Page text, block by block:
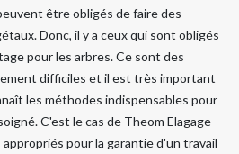
être obligés de faire des
Donc, il y a ceux qui sont obligés
pour les arbres. Ce sont des
difficiles et il est très important
les méthodes indispensables pour
C'est le cas de Theom Elagage
pour la garantie d'un travail